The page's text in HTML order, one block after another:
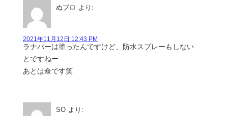
ぬブロ より:
2021年11月12日 12:43 PM
ラナパーは塗ったんですけど、防水スプレーもしない
とですねー
あとは傘です笑
SO より: